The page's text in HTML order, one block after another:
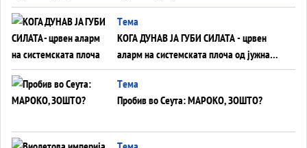
ВНУЦИ ДА ГИ ЗАМЕНАТ
Tема
КОГА ДУНАВ ЈА ГУБИ СИЛАТА - црвен
аларм на системската плоча од јужна
Германија до Црното Море...
Tема
Пробив во Сеута: МАРОКО, ЗОШТО?